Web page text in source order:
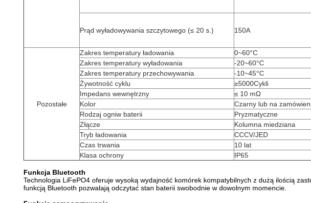
Prąd wyładowywania szczytowego (≤ 20 s.) 150A
Pozostałe
Zakres temperatury ładowania
0~60°C
Zakres temperatury wyładowania
-20~60°C
Zakres temperatury przechowywania
-10~45°C
Żywotność cyklu
≥5000Cykli
Impedans wewnętrzny
≤ 10 mΩ
Kolor
Czarny lub na
Rodzaj ogniw baterii
Pryzmatyczne
Złącze
Kolumna miedziana
Tryb ładowania
CCCV/JED
Czas trwania
10 lat
Klasa ochrony
IP65
Funkcja Bluetooth
Technologia LiFePO4 oferuje wysoką wydajność komórek kompatybilnych z dużą ilością
funkcją Bluetooth pozwalają odczytać stan baterii swobodnie w dowolnym momencie.